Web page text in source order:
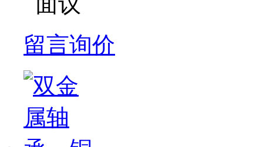
留言询价